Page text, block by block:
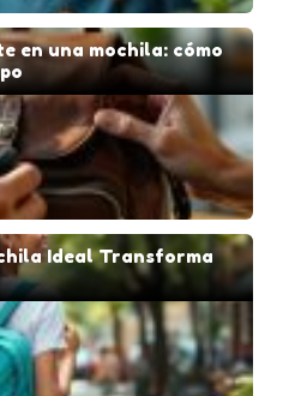
en una mochila: cómo
Ideal Transforma